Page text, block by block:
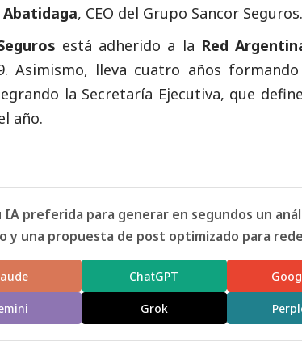
, CEO del Grupo Sancor Seguros.
está adherido a la Red
Asimismo, lleva cuatro años
la Secretaría Ejecutiva, que
año.
IA preferida para generar en segundos un
y una propuesta de post optimizado para
ChatGPT
Grok